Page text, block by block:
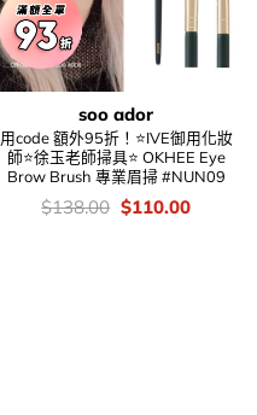
soo ador
用code 額外95折！⭐IVE御用化妝
師⭐徐玉老師掃具⭐ OKHEE Eye
Brow Brush 專業眉掃 #NUN09
價
錢：
$138.00 Original
price
$110.00Current